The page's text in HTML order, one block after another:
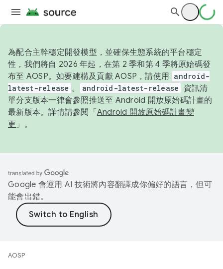
為配合主幹穩定開發模型，並確保生態系統的平台穩定
性，我們將自 2026 年起，在第 2 季和第 4 季將原始碼發
布至 AOSP。如要建構及貢獻 AOSP，請使用 android-
latest-release 。 android-latest-release
資訊清
單分支版本一律會參照推送至 Android 開放原始碼計畫的
最新版本。詳情請參閱「 Android 開放原始碼計畫變
更 」。
Google 會運用 AI 技術將內容翻譯成你偏好的語言，但可
能會出錯。
AOSP